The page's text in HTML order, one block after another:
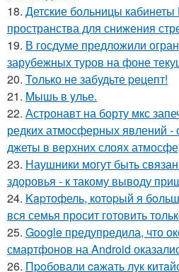
18. Детские больницы
пространства для снижения
19. В госдуме предложили
зарубежных туров на фоне
20. Toлько не забудьте peцепт!
21. Mышь в yлье.
22. Астронавт на борту мкс
редких атмосферных явлений -
джеты в верхних слоях
23. Наушники могут быть
здоровья - к такому выводу
24. Kapтофель, котopый я
вся семья просит готовить
25. Google предупредила, что
смартфонов на Android
26. Пpoбовали caжать лук